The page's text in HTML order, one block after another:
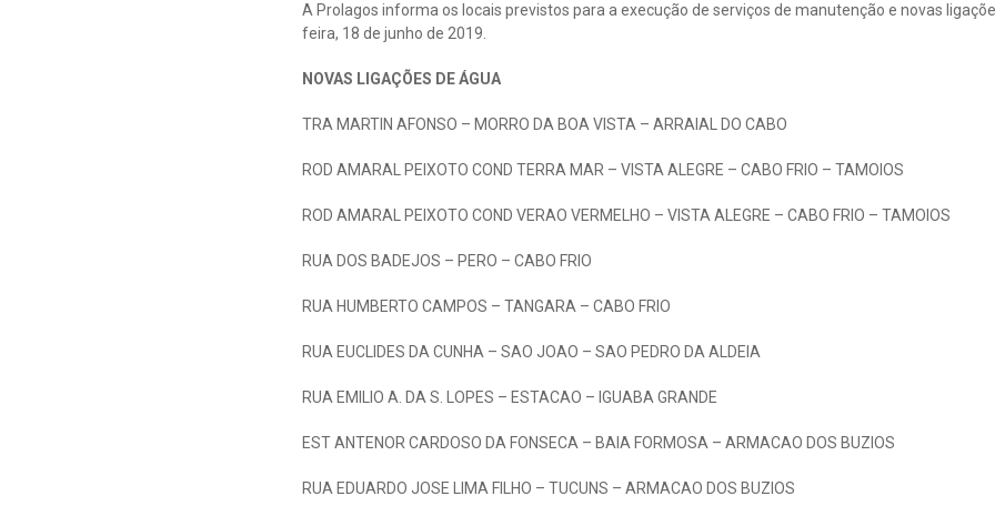
A Prolagos informa os locais previstos para a execução de serviços de manutenção e novas
feira, 18 de junho de 2019.
NOVAS LIGAÇÕES DE ÁGUA
TRA MARTIN AFONSO – MORRO DA BOA VISTA – ARRAIAL DO CABO
ROD AMARAL PEIXOTO COND TERRA MAR – VISTA ALEGRE – CABO FRIO – TAMOIOS
ROD AMARAL PEIXOTO COND VERAO VERMELHO – VISTA ALEGRE – CABO FRIO – TAMOIOS
RUA DOS BADEJOS – PERO – CABO FRIO
RUA HUMBERTO CAMPOS – TANGARA – CABO FRIO
RUA EUCLIDES DA CUNHA – SAO JOAO – SAO PEDRO DA ALDEIA
RUA EMILIO A. DA S. LOPES – ESTACAO – IGUABA GRANDE
EST ANTENOR CARDOSO DA FONSECA – BAIA FORMOSA – ARMACAO DOS BUZIOS
RUA EDUARDO JOSE LIMA FILHO – TUCUNS – ARMACAO DOS BUZIOS